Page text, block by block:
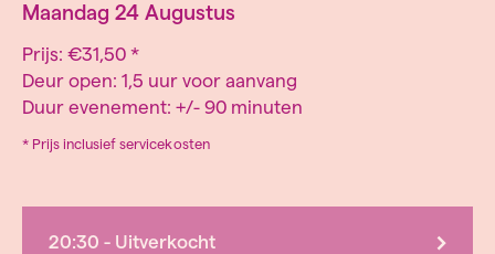
Maandag 24 Augustus
Prijs: €31,50 *
Deur open: 1,5 uur voor aanvang
Duur evenement: +/- 90 minuten
* Prijs inclusief servicekosten
20:30 - Uitverkocht